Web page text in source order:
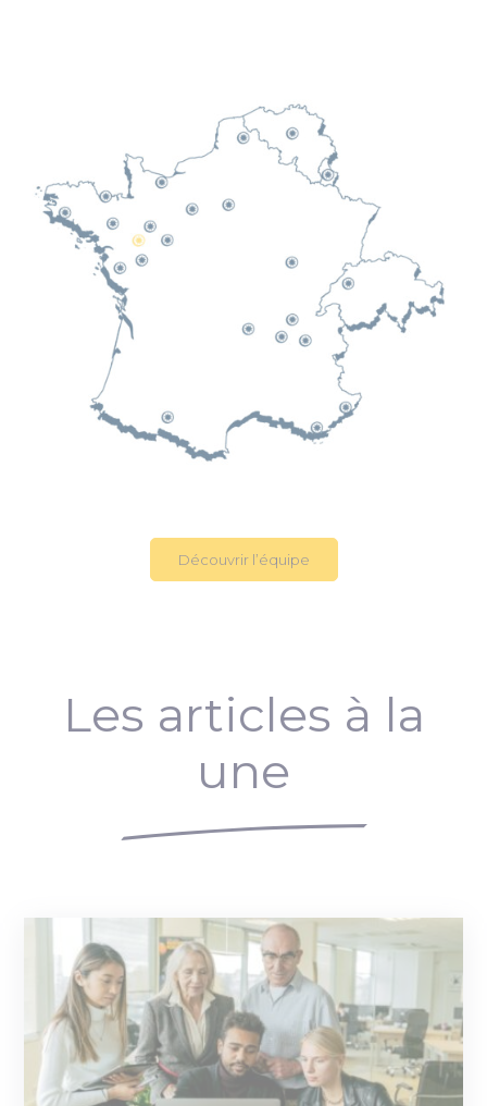
Découvrir l’équipe
Les articles à la
une